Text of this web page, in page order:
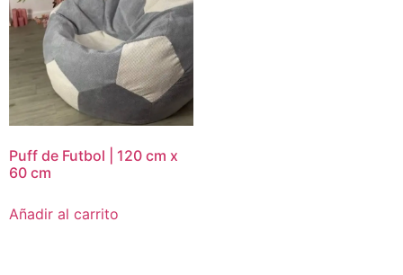
Puff de Futbol | 120 cm x
60 cm
Añadir al carrito